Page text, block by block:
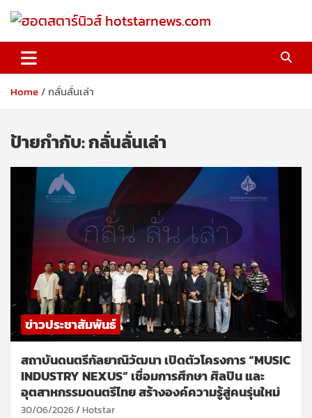
ฮอตสตาร์นิวส์ hotstarnews.com
Home กลั่นลั่นเล่า
ป้ายกำกับ:กลั่นลั่นเล่า
ข่าวประชาสัมพันธ์
สถาบันดนตรีกัลยาณิวัฒนา เปิดตัวโครงการ “MUSIC
INDUSTRY NEXUS” เชื่อมการศึกษา ศิลปิน และ
อุตสาหกรรมดนตรีไทย สร้างองค์ความรู้สู่คนรุ่นใหม่
30/06/2026 Hotstar